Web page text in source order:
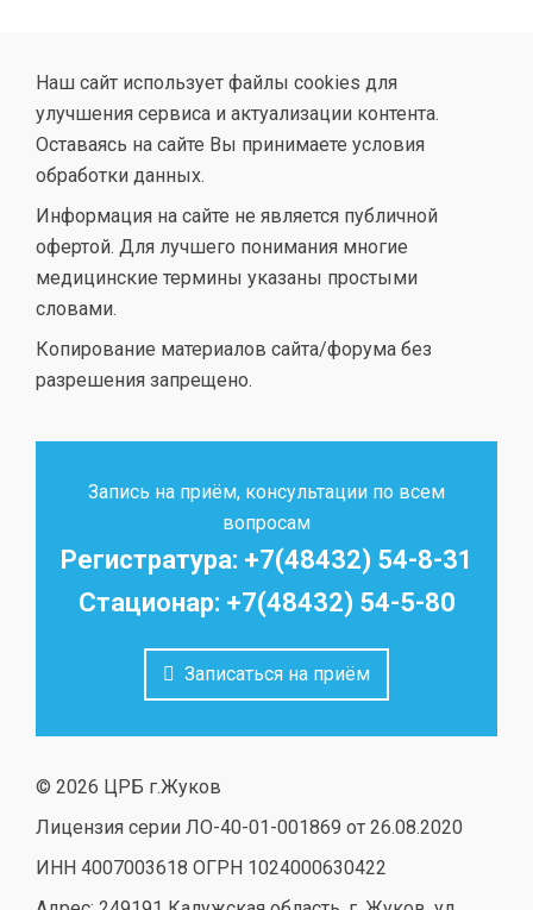
Наш сайт использует файлы cookies для
улучшения сервиса и актуализации контента.
Оставаясь на сайте Вы принимаете условия
обработки данных.
Информация на сайте не является публичной
офертой. Для лучшего понимания многие
медицинские термины указаны простыми
словами.
Копирование материалов сайта/форума без
разрешения запрещено.
Запись на приём, консультации по всем
вопросам
Регистратура: +7(48432) 54-8-31
Стационар: +7(48432) 54-5-80
Записаться на приём
© 2026 ЦРБ г.Жуков
Лицензия серии ЛО-40-01-001869 от 26.08.2020
ИНН 4007003618 ОГРН 1024000630422